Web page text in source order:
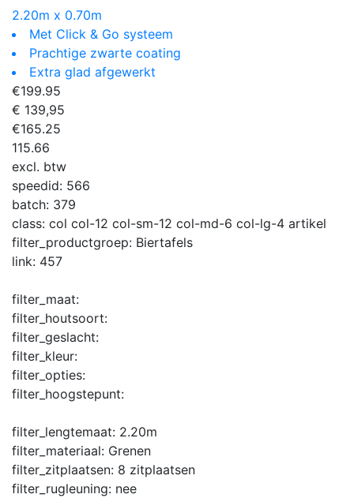
2.20m x 0.70m
Met Click & Go systeem
Prachtige zwarte coating
Extra glad afgewerkt
€199.95
€ 139,95
€165.25
115.66
excl. btw
speedid: 566
batch: 379
class: col col-12 col-sm-12 col-md-6 col-lg-4 artikel
filter_productgroep: Biertafels
link: 457
filter_maat:
filter_houtsoort:
filter_geslacht:
filter_kleur:
filter_opties:
filter_hoogstepunt:
filter_lengtemaat: 2.20m
filter_materiaal: Grenen
filter_zitplaatsen: 8 zitplaatsen
filter_rugleuning: nee